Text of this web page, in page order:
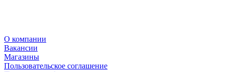
О компании
Вакансии
Магазины
Пользовательское соглашение